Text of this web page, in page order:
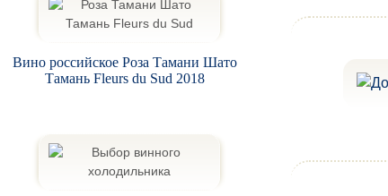
Вино российское Роза Тамани Шато
Тамань Fleurs du Sud 2018